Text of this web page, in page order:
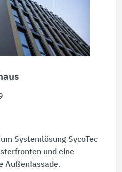
Systemlösung SycoTec
und eine
Außenfassade.